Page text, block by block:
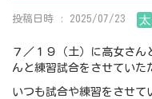
投稿日時 : 2025/07/23
７／１９（土）に高女さん
んと練習試合をさせていた
いつも試合や練習をさせて